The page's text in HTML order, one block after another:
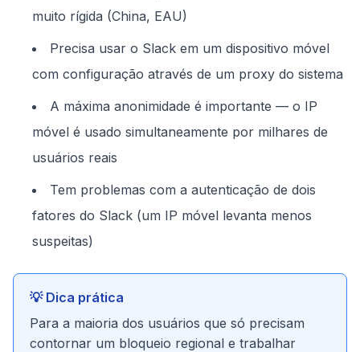
muito rígida (China, EAU)
Precisa usar o Slack em um dispositivo móvel
com configuração através de um proxy do sistema
A máxima anonimidade é importante — o IP
móvel é usado simultaneamente por milhares de
usuários reais
Tem problemas com a autenticação de dois
fatores do Slack (um IP móvel levanta menos
suspeitas)
💡 Dica prática
Para a maioria dos usuários que só precisam
contornar um bloqueio regional e trabalhar